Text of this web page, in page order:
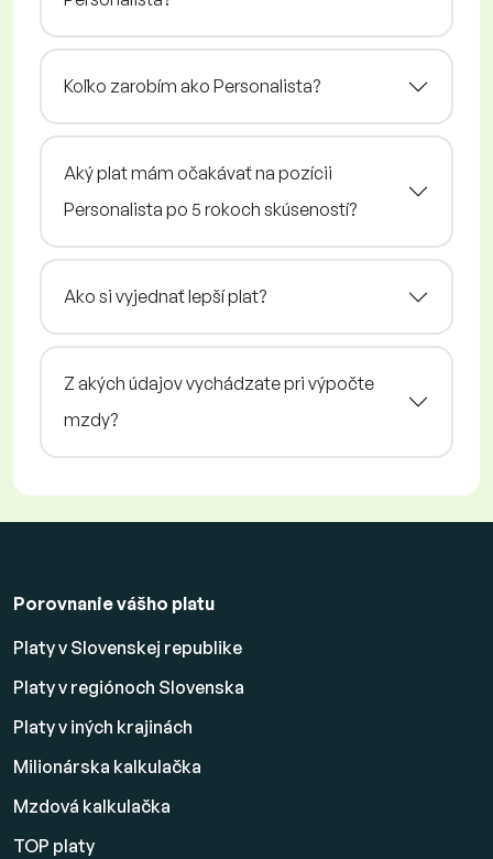
Koľko zarobím ako Personalista?
Aký plat mám očakávať na pozícii
Personalista po 5 rokoch skúseností?
Ako si vyjednať lepší plat?
Z akých údajov vychádzate pri výpočte
mzdy?
Porovnanie vášho platu
Platy v Slovenskej republike
Platy v regiónoch Slovenska
Platy v iných krajinách
Milionárska kalkulačka
Mzdová kalkulačka
TOP platy